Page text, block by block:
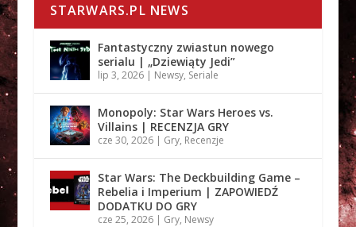
STARWARS.PL NEWS
Fantastyczny zwiastun nowego
serialu | „Dziewiąty Jedi”
lip 3, 2026| Newsy, Seriale
Monopoly: Star Wars Heroes vs.
Villains | RECENZJA GRY
cze 30, 2026| Gry, Recenzje
Star Wars: The Deckbuilding Game –
Rebelia i Imperium | ZAPOWIEDŹ
DODATKU DO GRY
cze 25, 2026| Gry, Newsy